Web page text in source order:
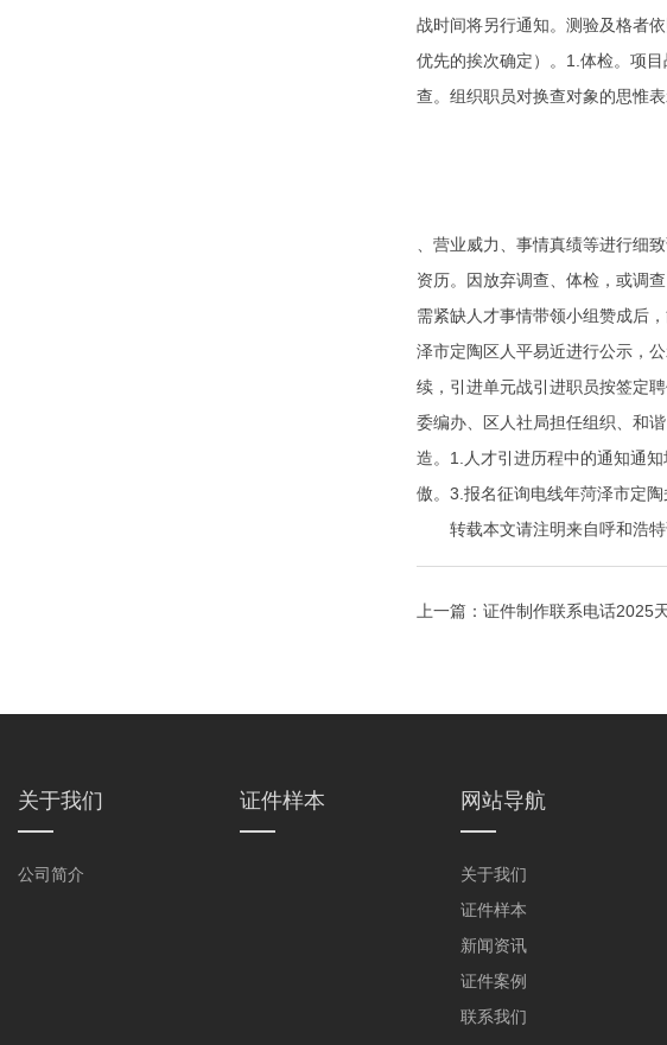
战时间将另行通知。测验及格者
优先的挨次确定）。1.体检。项
查。组织职员对换查对象的思惟
、营业威力、事情真绩等进行细
资历。因放弃调查、体检，或调
需紧缺人才事情带领小组赞成后
泽市定陶区人平易近进行公示，
续，引进单元战引进职员按签定
委编办、区人社局担任组织、和
造。1.人才引进历程中的通知通
傲。3.报名征询电线年菏泽市定
转载本文请注明来自呼和浩特
上一篇： 证件制作联系电话2025
关于我们
公司简介
证件样本 网站导航
关于我们
证件样本
新闻资讯
证件案例
联系我们